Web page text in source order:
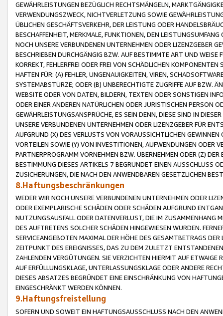
GEWÄHRLEISTUNGEN BEZÜGLICH RECHTSMÄNGELN,
VERWENDUNGSZWECK, NICHTVERLETZUNG SOWIE
ÜBLICHEN GESCHÄFTSVERKEHR, DER LEISTUNG ODER
BESCHAFFENHEIT, MERKMALE, FUNKTIONEN, DEN
NOCH UNSERE VERBUNDENEN UNTERNEHMEN ODER LIZENZGEBER
BESCHRIEBEN DURCHGÄNGIG BZW. AUF BESTIMMTE ART UND
KORREKT, FEHLERFREI ODER FREI VON SCHÄDLICHEN
HAFTEN FÜR: (A) FEHLER, UNGENAUIGKEITEN, VIREN,
SYSTEMABSTÜRZE; ODER (B) UNBERECHTIGTE ZUGRIFFE AUF BZW.
WEBSITE ODER VON DATEN, BILDERN, TEXTEN ODER SONSTIGEN
ODER EINER ANDEREN NATÜRLICHEN ODER JURISTISCHEN PERSON
GEWÄHRLEISTUNGSANSPRÜCHE, ES SEIN DENN, DIESE SIND IN
UNSERE VERBUNDENEN UNTERNEHMEN ODER LIZENZGEBER FÜR
AUFGRUND (X) DES VERLUSTS VON VORAUSSICHTLICHEN
VORTEILEN SOWIE (Y) VON INVESTITIONEN, AUFWENDUNGEN ODER
PARTNERPROGRAMM VORNEHMEN BZW. ÜBERNEHMEN ODER (Z)
BESTIMMUNG DIESES ARTIKELS 7 BEGRÜNDET EINEN AUSSCHLUSS
ZUSICHERUNGEN, DIE NACH DEN ANWENDBAREN GESETZLICHEN
8.Haftungsbeschränkungen
WEDER WIR NOCH UNSERE VERBUNDENEN UNTERNEHMEN ODER
ODER EXEMPLARISCHE SCHÄDEN ODER SCHÄDEN AUFGRUND
NUTZUNGSAUSFALL ODER DATENVERLUST, DIE IM ZUSAMMENHANG
DES AUFTRETENS SOLCHER SCHÄDEN HINGEWIESEN WURDEN.
SERVICEANGEBOTEN MAXIMAL DER HÖHE DES GESAMTBETRAGS
ZEITPUNKT DES EREIGNISSES, DAS ZU DEM ZULETZT
ZAHLENDEN VERGÜTUNGEN. SIE VERZICHTEN HIERMIT AUF
AUF ERFÜLLUNGSKLAGE, UNTERLASSUNGSKLAGE ODER ANDERE
DIESES ABSATZES BEGRÜNDET EINE EINSCHRÄNKUNG VON
EINGESCHRÄNKT WERDEN KÖNNEN.
9.Haftungsfreistellung
SOFERN UND SOWEIT EIN HAFTUNGSAUSSCHLUSS NACH DEN